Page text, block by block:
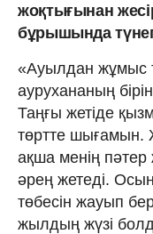
жоқтығынан
бұрышында
«Ауылдан жұмыс
аурухананың
Таңғы жетіде
төртте
ақша менің пәтер
әрең жетеді.
төбесін жауып
жылдың жүзі